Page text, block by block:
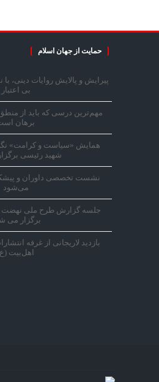
حمایت از جهان اسلام
پیرایش و پالایش روایات دینی،
بی اعتبار
مهم‌ترین درسی که باید از
برهان
همایش «سیاست و کرامت»
شهید رئیسی
نشست تخصصی داوران و
می‌شود
جلسه گزارش طرح ملی نهضت
برگزار می
بازدید لاریجانی از غرفه
اهل‌بیت